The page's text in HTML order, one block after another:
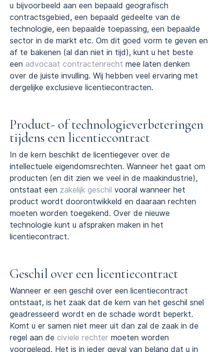
u bijvoorbeeld aan een bepaald geografisch
contractsgebied, een bepaald gedeelte van de
technologie, een bepaalde toepassing, een bepaalde
sector in de markt etc. Om dit goed vorm te geven en
af te bakenen (al dan niet in tijd), kunt u het beste
een advocaat contractenrecht mee laten denken
over de juiste invulling. Wij hebben veel ervaring met
dergelijke exclusieve licentiecontracten.
Product- of technologieverbeteringen
tijdens een licentiecontract
In de kern beschikt de licentiegever over de
intellectuele eigendomsrechten. Wanneer het gaat om
producten (en dit zien we veel in de maakindustrie),
ontstaat een zakelijk geschil vooral wanneer het
product wordt doorontwikkeld en daaraan rechten
moeten worden toegekend. Over de nieuwe
technologie kunt u afspraken maken in het
licentiecontract.
Geschil over een licentiecontract
Wanneer er een geschil over een licentiecontract
ontstaat, is het zaak dat de kern van het geschil snel
geadresseerd wordt en de schade wordt beperkt.
Komt u er samen niet meer uit dan zal de zaak in de
regel aan de civiele rechter moeten worden
voorgelegd. Het is in ieder geval van belang dat u in